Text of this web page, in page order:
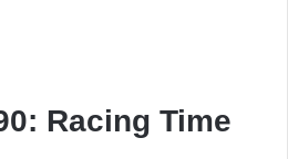
Racing Time